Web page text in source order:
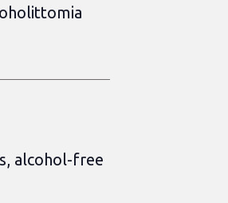
alcohol-free